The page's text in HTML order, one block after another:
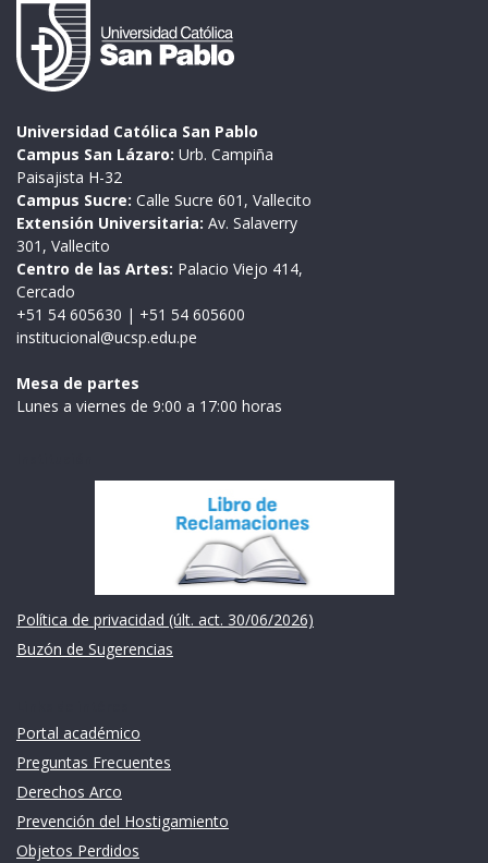
Universidad Católica San Pablo
Campus San Lázaro: Urb. Campiña
Paisajista H-32
Campus Sucre: Calle Sucre 601, Vallecito
Extensión Universitaria: Av. Salaverry
301, Vallecito
Centro de las Artes: Palacio Viejo 414,
Cercado
+51 54 605630 | +51 54 605600
institucional@ucsp.edu.pe
Mesa de partes
Lunes a viernes de 9:00 a 17:00 horas
Política de privacidad (últ. act. 30/06/2026)
Buzón de Sugerencias
Portal académico
Preguntas Frecuentes
Derechos Arco
Prevención del Hostigamiento
Objetos Perdidos